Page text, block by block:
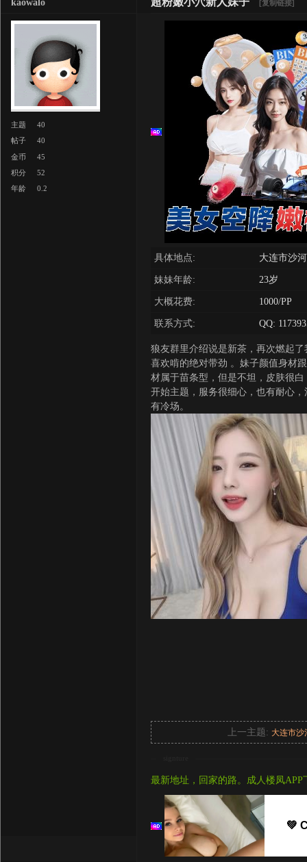
[复制链接]
kaowalo
主题
40
帖子
40
金币
45
积分
52
年龄
0.2
具体地点: 大连市沙
妹妹年龄: 23岁
大概花费: 1000/PP
联系方式: QQ:
狼友群里介绍说是新茶，再次燃起
喜欢啃的绝对带劲 。妹子颜值身材
材属于苗条型，但是不坦，皮肤很
开始主题，服务很细心，也有耐心
有冷场。
上一主题: 大连市沙
最新地址，回家的路。成人楼凤APP
💚